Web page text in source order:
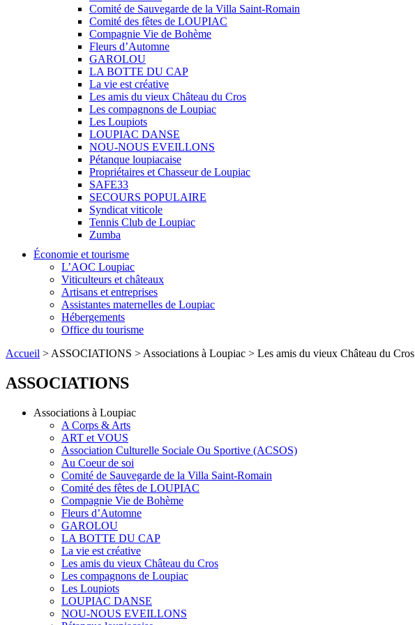
Comité de Sauvegarde de la Villa Saint-Romain
Comité des fêtes de LOUPIAC
Compagnie Vie de Bohème
Fleurs d’Automne
GAROLOU
LA BOTTE DU CAP
La vie est créative
Les amis du vieux Château du Cros
Les compagnons de Loupiac
Les Loupiots
LOUPIAC DANSE
NOU-NOUS EVEILLONS
Pétanque loupiacaise
Propriétaires et Chasseur de Loupiac
SAFE33
SECOURS POPULAIRE
Syndicat viticole
Tennis Club de Loupiac
Zumba
Économie et tourisme
L’AOC Loupiac
Viticulteurs et châteaux
Artisans et entreprises
Assistantes maternelles de Loupiac
Hébergements
Office du tourisme
Accueil > ASSOCIATIONS > Associations à Loupiac > Les amis du vieux Château du Cros
ASSOCIATIONS
Associations à Loupiac
A Corps & Arts
ART et VOUS
Association Culturelle Sociale Ou Sportive (ACSOS)
Au Coeur de soi
Comité de Sauvegarde de la Villa Saint-Romain
Comité des fêtes de LOUPIAC
Compagnie Vie de Bohème
Fleurs d’Automne
GAROLOU
LA BOTTE DU CAP
La vie est créative
Les amis du vieux Château du Cros
Les compagnons de Loupiac
Les Loupiots
LOUPIAC DANSE
NOU-NOUS EVEILLONS